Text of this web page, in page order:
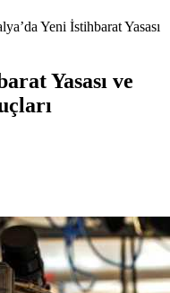
Yeni İstihbarat Yasası
Yasası ve